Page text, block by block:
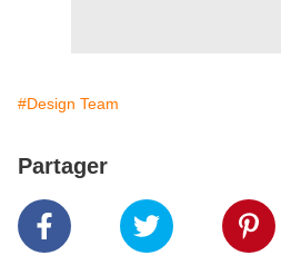
#Design Team
Partager